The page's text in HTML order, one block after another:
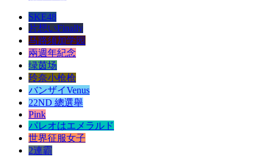
SKE48
片想いFinally
马路须加学园
兩週年紀念
绿茵场
玲奈小枪枪
バンザイVenus
22ND 總選舉
Pink
パレオはエメラルド
世界征服女子
2連霸